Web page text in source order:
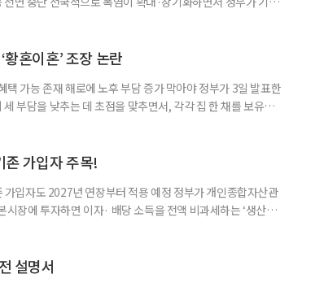
염이 전국적으로 확대되고 장기화한 데 따른 것이다. 기존에
혼이혼’ 조장 논란
택 가능 존재 해로에 노후 부담 증가 막아야 정부가 3일 발표한
부담을 낮추는 데 초점을 맞추면서, 각각 집 한 채를 보유한
가진 것으로 보지만, 실제 이혼해 주거와 생계를 분
존 가입자 주목!
입자도 2027년 연장부터 적용 예정 정부가 개인종합자산관
장에 투자하면 이자· 배당 소득을 전액 비과세하는 ‘생산적
통과 후 그대로 시행된다면 법 시행 전 본
설명서